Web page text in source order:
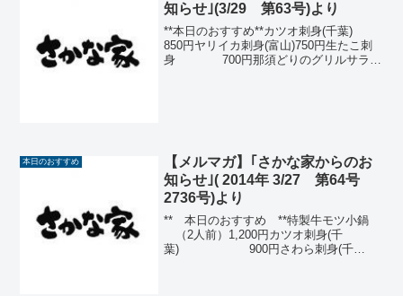
知らせ｣(3/29 第63号)より
**本日のおすすめ**カツオ刺身(千葉)
850円ヤリイカ刺身(富山)750円生たこ刺
身 700円那須どりのグリルサラ
本日のおすすめ
【メルマガ】｢さかな家からのお
知らせ｣( 2014年 3/27 第64号
2736号)より
** 本日のおすすめ **特製牛モツ小鍋
（2人前）1,200円カツオ刺身(千
葉) 900円さわら刺身(千